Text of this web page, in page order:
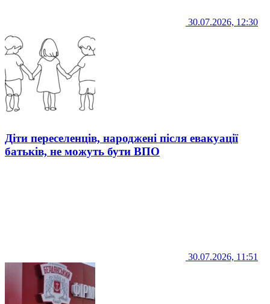
30.07.2026, 12:30
Діти переселенців, народжені після евакуації
батьків, не можуть бути ВПО
30.07.2026, 11:51